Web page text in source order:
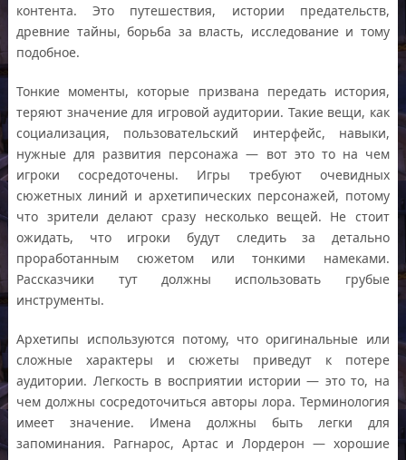
контента. Это путешествия, истории предательств,
древние тайны, борьба за власть, исследование и тому
подобное.
Тонкие моменты, которые призвана передать история,
теряют значение для игровой аудитории. Такие вещи, как
социализация, пользовательский интерфейс, навыки,
нужные для развития персонажа — вот это то на чем
игроки сосредоточены. Игры требуют очевидных
сюжетных линий и архетипических персонажей, потому
что зрители делают сразу несколько вещей. Не стоит
ожидать, что игроки будут следить за детально
проработанным сюжетом или тонкими намеками.
Рассказчики тут должны использовать грубые
инструменты.
Архетипы используются потому, что оригинальные или
сложные характеры и сюжеты приведут к потере
аудитории. Легкость в восприятии истории — это то, на
чем должны сосредоточиться авторы лора. Терминология
имеет значение. Имена должны быть легки для
запоминания. Рагнарос, Артас и Лордерон — хорошие